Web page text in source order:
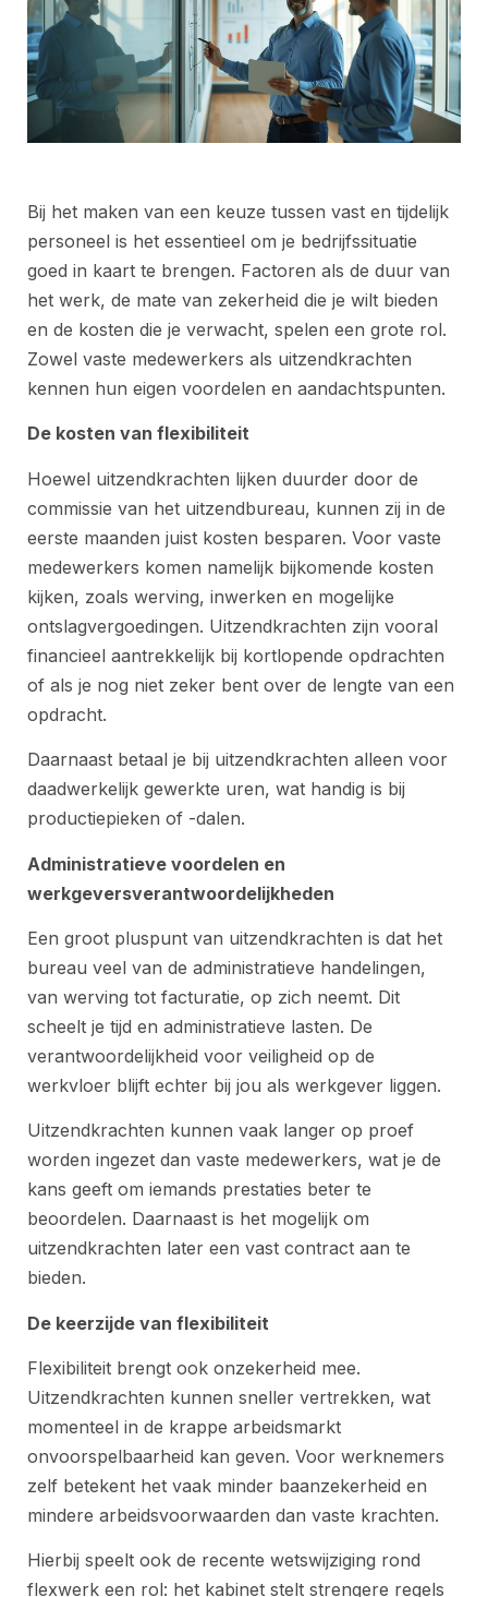
Bij het maken van een keuze tussen vast en tijdelijk
personeel is het essentieel om je bedrijfssituatie
goed in kaart te brengen. Factoren als de duur van
het werk, de mate van zekerheid die je wilt bieden
en de kosten die je verwacht, spelen een grote rol.
Zowel vaste medewerkers als uitzendkrachten
kennen hun eigen voordelen en aandachtspunten.
De kosten van flexibiliteit
Hoewel uitzendkrachten lijken duurder door de
commissie van het uitzendbureau, kunnen zij in de
eerste maanden juist kosten besparen. Voor vaste
medewerkers komen namelijk bijkomende kosten
kijken, zoals werving, inwerken en mogelijke
ontslagvergoedingen. Uitzendkrachten zijn vooral
financieel aantrekkelijk bij kortlopende opdrachten
of als je nog niet zeker bent over de lengte van een
opdracht.
Daarnaast betaal je bij uitzendkrachten alleen voor
daadwerkelijk gewerkte uren, wat handig is bij
productiepieken of -dalen.
Administratieve voordelen en
werkgeversverantwoordelijkheden
Een groot pluspunt van uitzendkrachten is dat het
bureau veel van de administratieve handelingen,
van werving tot facturatie, op zich neemt. Dit
scheelt je tijd en administratieve lasten. De
verantwoordelijkheid voor veiligheid op de
werkvloer blijft echter bij jou als werkgever liggen.
Uitzendkrachten kunnen vaak langer op proef
worden ingezet dan vaste medewerkers, wat je de
kans geeft om iemands prestaties beter te
beoordelen. Daarnaast is het mogelijk om
uitzendkrachten later een vast contract aan te
bieden.
De keerzijde van flexibiliteit
Flexibiliteit brengt ook onzekerheid mee.
Uitzendkrachten kunnen sneller vertrekken, wat
momenteel in de krappe arbeidsmarkt
onvoorspelbaarheid kan geven. Voor werknemers
zelf betekent het vaak minder baanzekerheid en
mindere arbeidsvoorwaarden dan vaste krachten.
Hierbij speelt ook de recente wetswijziging rond
flexwerk een rol: het kabinet stelt strengere regels